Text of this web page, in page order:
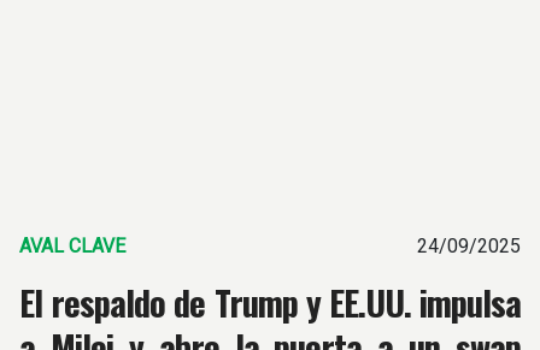
AVAL CLAVE 24/09/2025
El respaldo de Trump y EE.UU. impulsa